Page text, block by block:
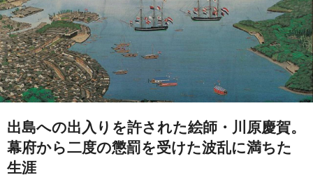
出島への出入りを許された絵師・川原慶賀。
幕府から二度の懲罰を受けた波乱に満ちた
生涯